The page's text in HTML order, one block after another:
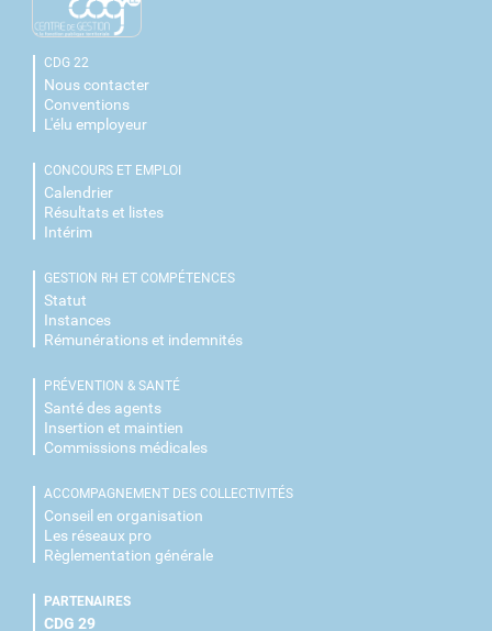
CDG 22
Nous contacter
Conventions
L'élu employeur
CONCOURS ET EMPLOI
Calendrier
Résultats et listes
Intérim
GESTION RH ET COMPÉTENCES
Statut
Instances
Rémunérations et indemnités
PRÉVENTION & SANTÉ
Santé des agents
Insertion et maintien
Commissions médicales
ACCOMPAGNEMENT DES COLLECTIVITÉS
Conseil en organisation
Les réseaux pro
Règlementation générale
PARTENAIRES
CDG 29